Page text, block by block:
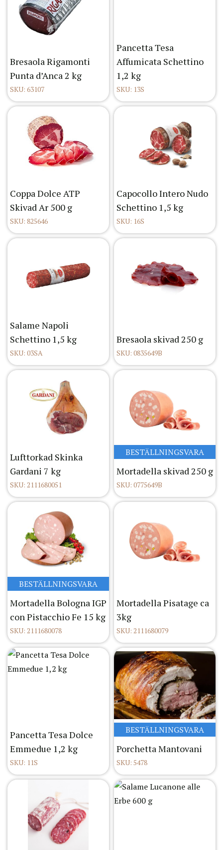
Bresaola Rigamonti
Punta d’Anca 2 kg
SKU: 63107
Pancetta Tesa
Affumicata Schettino
1,2 kg
SKU: 13S
Coppa Dolce ATP
Skivad Ar 500 g
SKU: 825646
Capocollo Intero Nudo
Schettino 1,5 kg
SKU: 16S
Salame Napoli
Schettino 1,5 kg
SKU: 03SA
Bresaola skivad 250 g
SKU: 0835649B
Lufttorkad Skinka
Gardani 7 kg
SKU: 2111680051
BESTÄLLNINGSVARA
Mortadella skivad 250 g
SKU: 0775649B
BESTÄLLNINGSVARA
Mortadella Bologna IGP
con Pistacchio Fe 15 kg
SKU: 2111680078
Mortadella Pisatage ca
3kg
SKU: 2111680079
Pancetta Tesa Dolce
Emmedue 1,2 kg
SKU: 11S
BESTÄLLNINGSVARA
Porchetta Mantovani
SKU: 5478